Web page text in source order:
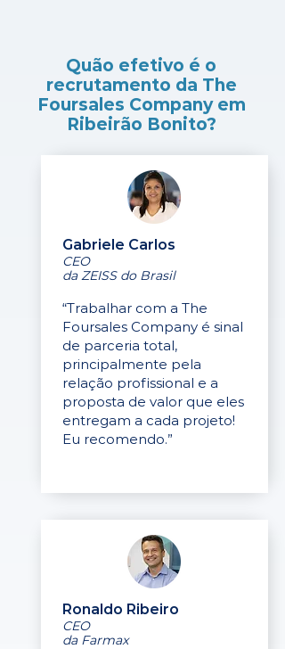
Quão efetivo é o
recrutamento da The
Foursales Company em
Ribeirão Bonito?
Gabriele Carlos
CEO
da ZEISS do Brasil
“Trabalhar com a The
Foursales Company é sinal
de parceria total,
principalmente pela
relação profissional e a
proposta de valor que eles
entregam a cada projeto!
Eu recomendo.”
Ronaldo Ribeiro
CEO
da Farmax